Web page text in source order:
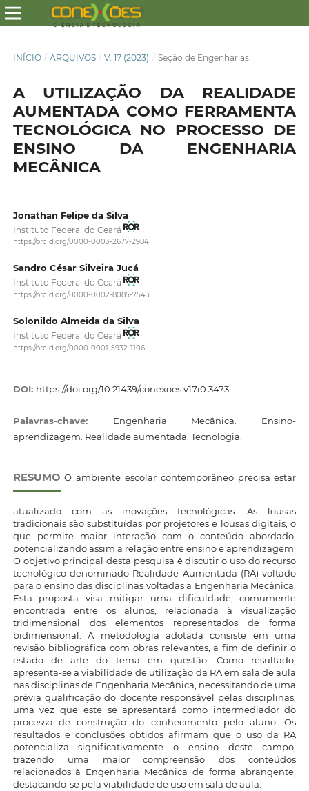
INÍCIO / ARQUIVOS / V. 17 (2023) / Seção de Engenharias
A UTILIZAÇÃO DA REALIDADE
AUMENTADA COMO FERRAMENTA
TECNOLÓGICA NO PROCESSO DE
ENSINO DA ENGENHARIA
MECÂNICA
Jonathan Felipe da Silva
Instituto Federal do Ceará
https://orcid.org/0000-0003-2677-2984
Sandro César Silveira Jucá
Instituto Federal do Ceará
https://orcid.org/0000-0002-8085-7543
Solonildo Almeida da Silva
Instituto Federal do Ceará
https://orcid.org/0000-0001-5932-1106
DOI: https://doi.org/10.21439/conexoes.v17i0.3473
Palavras-chave: Engenharia Mecânica. Ensino-
aprendizagem. Realidade aumentada. Tecnologia.
RESUMO O ambiente escolar contemporâneo precisa estar
atualizado com as inovações tecnológicas. As lousas
tradicionais são substituídas por projetores e lousas digitais, o
que permite maior interação com o conteúdo abordado,
potencializando assim a relação entre ensino e aprendizagem.
O objetivo principal desta pesquisa é discutir o uso do recurso
tecnológico denominado Realidade Aumentada (RA) voltado
para o ensino das disciplinas voltadas à Engenharia Mecânica.
Esta proposta visa mitigar uma dificuldade, comumente
encontrada entre os alunos, relacionada à visualização
tridimensional dos elementos representados de forma
bidimensional. A metodologia adotada consiste em uma
revisão bibliográfica com obras relevantes, a fim de definir o
estado de arte do tema em questão. Como resultado,
apresenta-se a viabilidade de utilização da RA em sala de aula
nas disciplinas de Engenharia Mecânica, necessitando de uma
prévia qualificação do docente responsável pelas disciplinas,
uma vez que este se apresentará como intermediador do
processo de construção do conhecimento pelo aluno. Os
resultados e conclusões obtidos afirmam que o uso da RA
potencializa significativamente o ensino deste campo,
trazendo uma maior compreensão dos conteúdos
relacionados à Engenharia Mecânica de forma abrangente,
destacando-se pela viabilidade de uso em sala de aula.